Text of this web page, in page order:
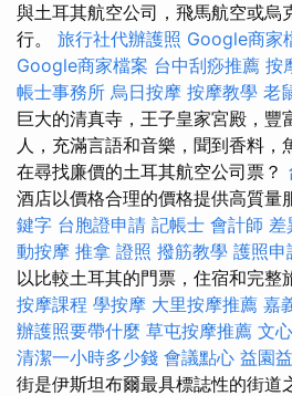
與土耳其航空公司，飛馬航空或烏
行。 旅行社代辦護照 Google商家
Google商家檔案 台中刮痧推薦 按
帳士事務所 烏日按摩 按摩教學 老
巨大的清真寺，王子皇家宮殿，豐
人，充滿言語和音樂，聞到香料，
在尋找廉價的土耳其航空公司票？
酒店以價格合理的價格提供高質量
鍵字 台胞證申請 記帳士 會計師 差
動按摩 推拿 證照 撥筋教學 護照申
以比較土耳其的門票，住宿和完整
按摩課程 學按摩 大里按摩推薦 嘉
辦護照要帶什麼 草屯按摩推薦 文
清潔一小時多少錢 會議點心 益園
街是伊斯坦布爾最具標誌性的街道